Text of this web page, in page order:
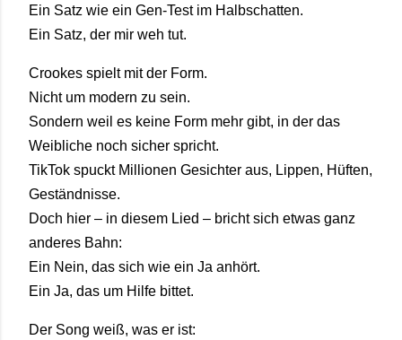
Ein Satz wie ein Gen-Test im Halbschatten.
Ein Satz, der mir weh tut.
Crookes spielt mitder Form.
Nicht um modern zu sein.
Sondern weil es keine Form mehr gibt, in der das
Weibliche noch sicher spricht.
TikTok spuckt Millionen Gesichter aus, Lippen, Hüften,
Geständnisse.
Doch hier – in diesem Lied – brichtsich etwas ganz
anderes Bahn:
Ein Nein, das sich wie ein Ja anhört.
Ein Ja, das um Hilfe bittet.
Der Song weiß, was er ist: